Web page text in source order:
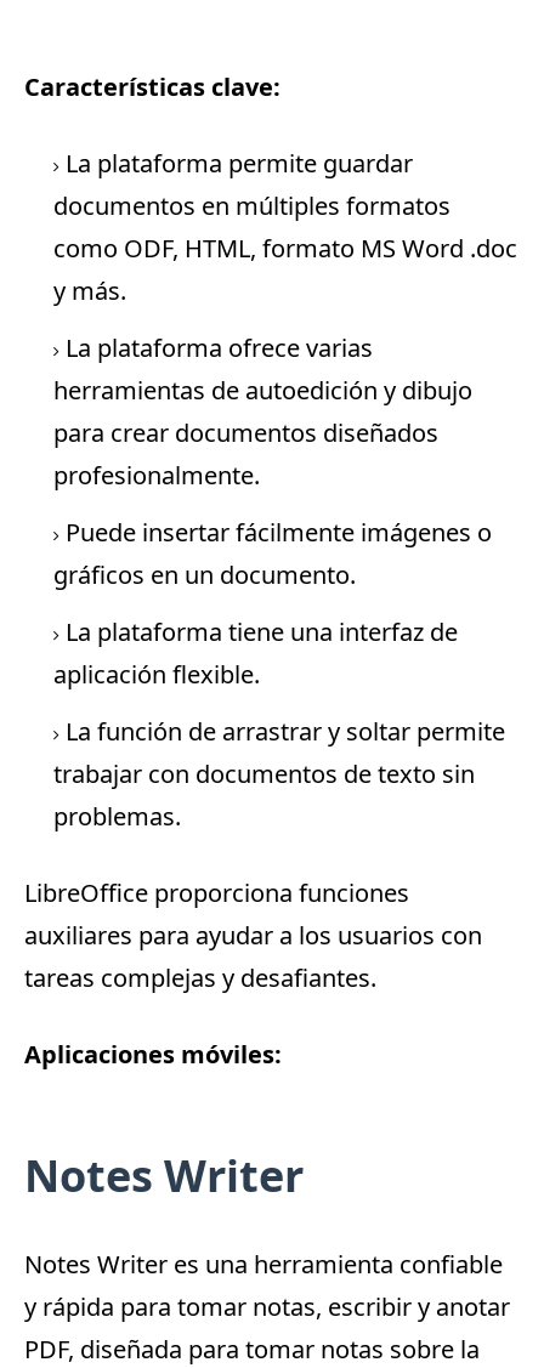
Características clave:
La plataforma permite guardar
documentos en múltiples formatos
como ODF, HTML, formato MS Word .doc
y más.
La plataforma ofrece varias
herramientas de autoedición y dibujo
para crear documentos diseñados
profesionalmente.
Puede insertar fácilmente imágenes o
gráficos en un documento.
La plataforma tiene una interfaz de
aplicación flexible.
La función de arrastrar y soltar permite
trabajar con documentos de texto sin
problemas.
LibreOffice proporciona funciones
auxiliares para ayudar a los usuarios con
tareas complejas y desafiantes.
Aplicaciones móviles:
Notes Writer
Notes Writer es una herramienta confiable
y rápida para tomar notas, escribir y anotar
PDF, diseñada para tomar notas sobre la